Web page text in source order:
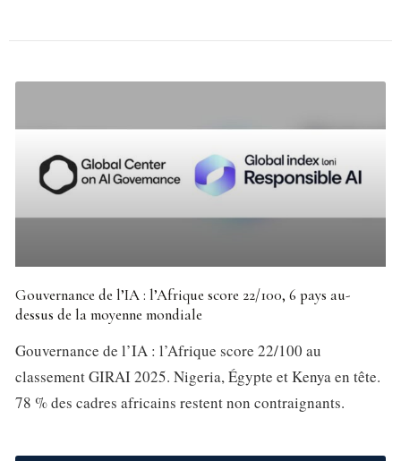
Gouvernance de l’IA : l’Afrique score 22/100, 6 pays au-
dessus de la moyenne mondiale
Gouvernance de l’IA : l’Afrique score 22/100 au
classement GIRAI 2025. Nigeria, Égypte et Kenya en tête.
78 % des cadres africains restent non contraignants.